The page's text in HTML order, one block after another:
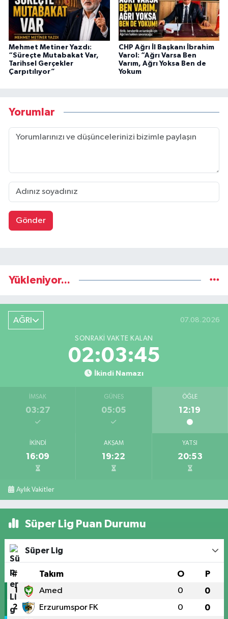
Mehmet Metiner Yazdı:
“Süreçte Mutabakat Var,
Tarihsel Gerçekler
Çarpıtılıyor”
CHP Ağrı İl Başkanı İbrahim
Varol: “Ağrı Varsa Ben
Varım, Ağrı Yoksa Ben de
Yokum
Yorumlar
Gönder
Yükleniyor...
AĞRI 07.08.2026
SONRAKI VAKTE KALAN
02:03:44
İkindi Namazı
İMSAK
03:27
GÜNEŞ
05:05
ÖĞLE
12:19
İKINDI
16:09
AKŞAM
19:22
YATSI
20:53
Aylık Vakitler
Süper Lig Puan Durumu
Süper Lig
# Takım O P
1 Amed 0 0
2 Erzurumspor FK 0 0